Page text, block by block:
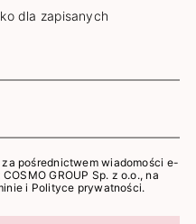
dla zapisanych
pośrednictwem wiadomości e-
GROUP Sp. z o.o., na
i Polityce prywatności.